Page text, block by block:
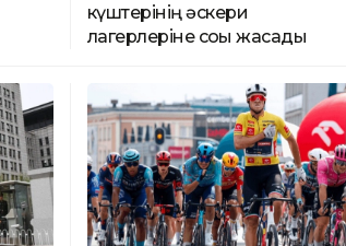
күштерінің әскери
лагерлеріне соққы жасады